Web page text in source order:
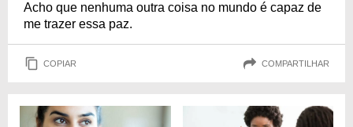
Acho que nenhuma outra coisa no mundo é capaz de
me trazer essa paz.
COPIAR COMPARTILHAR